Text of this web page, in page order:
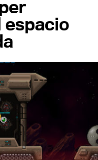
espacio